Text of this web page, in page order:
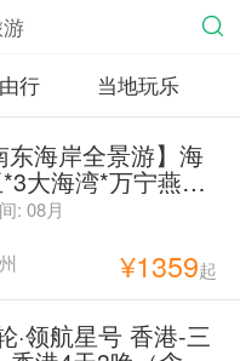
行 当地玩乐
东海岸全景游】海
大海湾*万宁燕子
日
: 08月
¥1359起
·领航星号 香港-三